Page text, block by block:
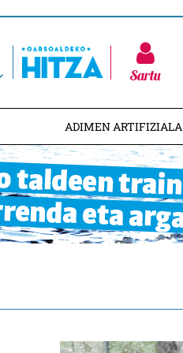
Sartu
ADIMEN ARTIFIZIALA